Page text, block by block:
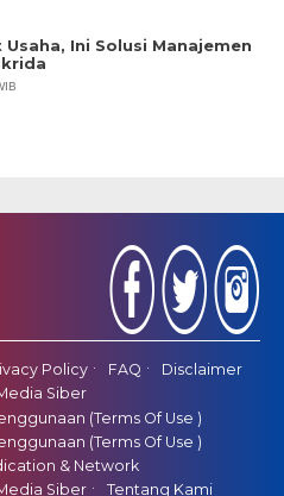
Ini Solusi Manajemen
Policy FAQ
Disclaimer
Siber
(Terms Of Use )
(Terms Of Use )
& Network
Siber
Tentang Kami